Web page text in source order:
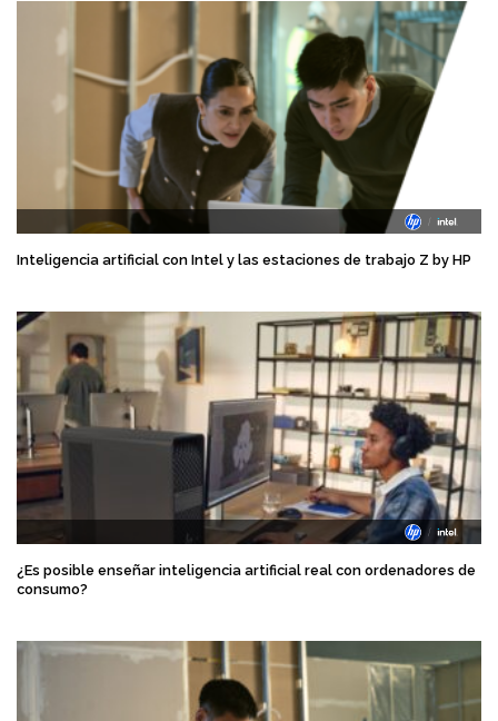
Inteligencia artificial con Intel y las estaciones de trabajo Z by HP
¿Es posible enseñar inteligencia artificial real con ordenadores de
consumo?